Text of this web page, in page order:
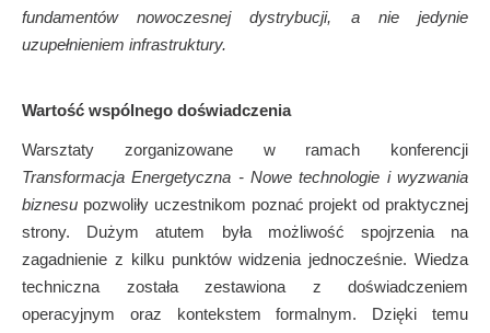
fundamentów nowoczesnej dystrybucji, a nie jedynie
uzupełnieniem infrastruktury.
Wartość wspólnego doświadczenia
Warsztaty zorganizowane w ramach konferencji
Transformacja Energetyczna - Nowe technologie i wyzwania
biznesu pozwoliły uczestnikom poznać projekt od praktycznej
strony. Dużym atutem była możliwość spojrzenia na
zagadnienie z kilku punktów widzenia jednocześnie. Wiedza
techniczna została zestawiona z doświadczeniem
operacyjnym oraz kontekstem formalnym. Dzięki temu